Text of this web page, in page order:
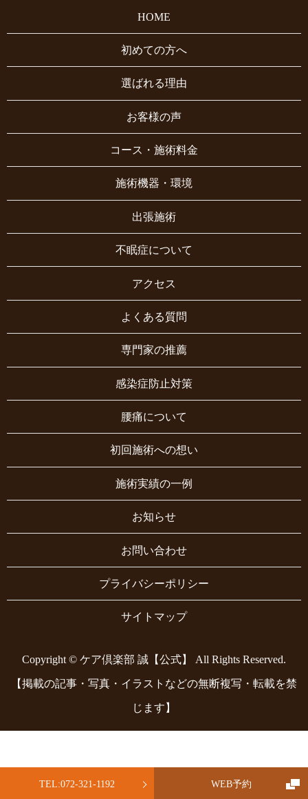
TEL:072-321-1192 WEB予約
HOME
初めての方へ
選ばれる理由
お客様の声
コース・施術料金
施術機器・環境
出張施術
不眠症について
アクセス
よくある質問
専門家の推薦
感染症防止対策
腰痛について
初回施術への想い
施術実績の一例
お知らせ
お問い合わせ
プライバシーポリシー
サイトマップ
Copyright © ケア倶楽部 誠【公式】 All Rights Reserved.
【掲載の記事・写真・イラストなどの無断複写・転載を禁
じます】